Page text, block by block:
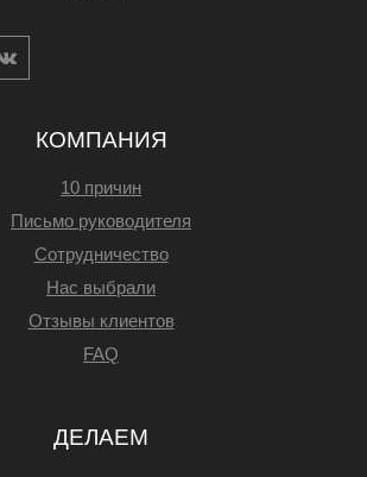
КОМПАНИЯ
10 причин
Письмо руководителя
Сотрудничество
Нас выбрали
Отзывы клиентов
FAQ
ДЕЛАЕМ